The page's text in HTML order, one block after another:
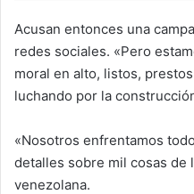
Acusan entonces una
redes sociales. «Pero
moral en alto, listos,
luchando por la
«Nosotros enfrentamos
detalles sobre mil cosas de
venezolana.